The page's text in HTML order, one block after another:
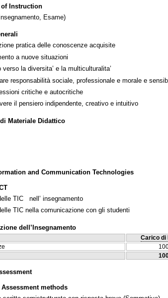
of Instruction
Esame)
pratica delle conoscenze acquisite
a nuove situazioni
verso la diversita’ e la multiculturalita’
responsabilità sociale, professionale e morale e
critiche e autocritiche
il pensiero indipendente, creativo e intuitivo
Materiale Didattico
and Communication Technologies
TIC nell’ insegnamento
TIC nella comunicazione con gli studenti
dell’Insegnamento
Carico di
methods